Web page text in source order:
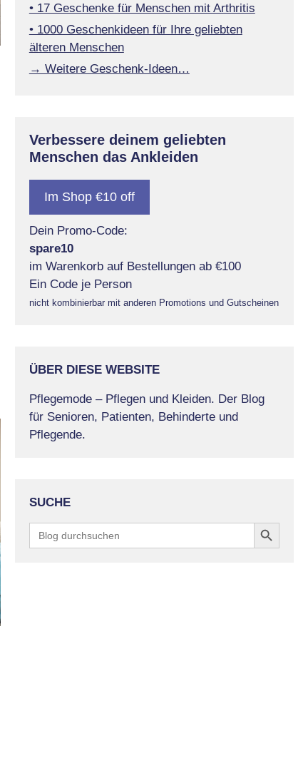
• 17 Geschenke für Menschen mit Arthritis
• 1000 Geschenkideen für Ihre geliebten
älteren Menschen
→ Weitere Geschenk-Ideen…
Verbessere deinem geliebten
Menschen das Ankleiden
Im Shop €10 off
Dein Promo-Code:
spare10
im Warenkorb auf Bestellungen ab €100
Ein Code je Person
nicht kombinierbar mit anderen Promotions und Gutscheinen
ÜBER DIESE WEBSITE
Pflegemode – Pflegen und Kleiden. Der Blog
für Senioren, Patienten, Behinderte und
Pflegende.
SUCHE
Search
for:
Search Button